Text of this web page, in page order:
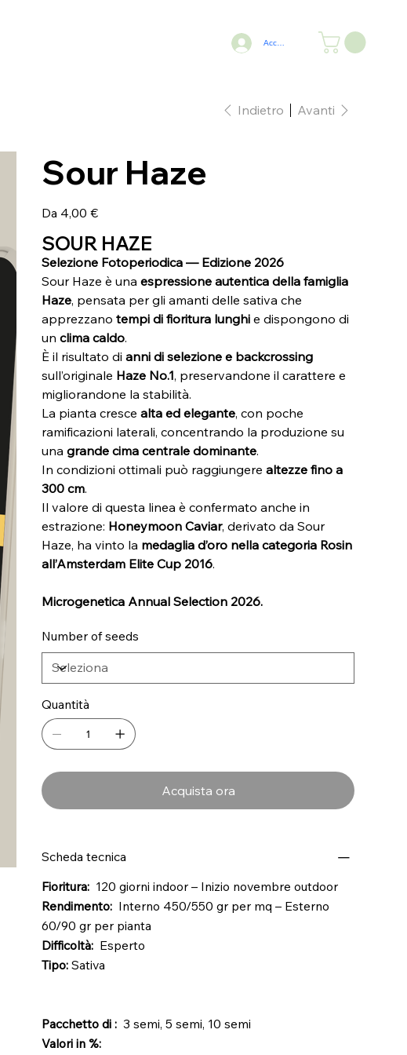
Accedi
Indietro Avanti
Sour Haze
Da 4,00 €
SOUR HAZE
Selezione Fotoperiodica — Edizione 2026
Sour Haze è una espressione autentica della famiglia
Haze, pensata per gli amanti delle sativa che
apprezzano tempi di fioritura lunghie dispongono di
un clima caldo.
È il risultato di anni di selezione e backcrossing
sull’originale Haze No.1, preservandone il carattere e
migliorandone la stabilità.
La pianta cresce alta ed elegante, con poche
ramificazioni laterali, concentrando la produzione su
una grande cima centrale dominante.
In condizioni ottimali può raggiungere altezze fino a
300 cm.
Il valore di questa linea è confermato anche in
estrazione: Honeymoon Caviar, derivato da Sour
Haze, ha vinto la medaglia d’oro nella categoria Rosin
all’Amsterdam Elite Cup 2016.
Microgenetica Annual Selection 2026.
Number of seeds
Quantità
Acquista ora
Scheda tecnica
Fioritura: 120 giorni indoor – Inizio novembre outdoor
Rendimento: Interno 450/550 gr per mq – Esterno
60/90 gr per pianta
Difficoltà: Esperto
Tipo: Sativa
Pacchetto di :3 semi, 5 semi, 10 semi
Valori in %: